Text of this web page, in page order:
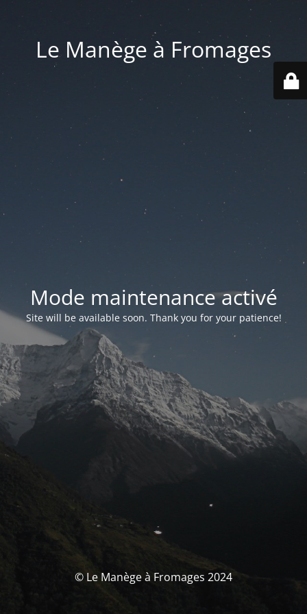
Le Manège à Fromages
Mode maintenance activé
Site will be available soon. Thank you for your patience!
© Le Manège à Fromages 2024